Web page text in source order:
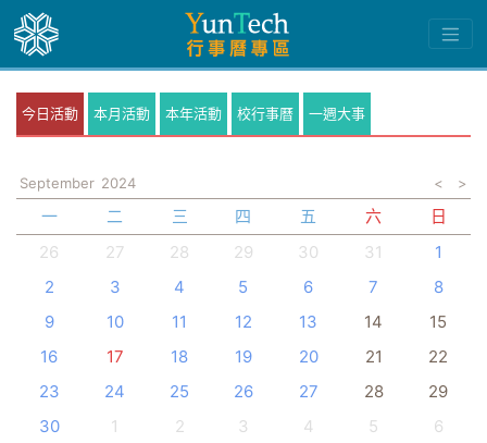
今日活動 本月活動 本年活動 校行事曆 一週大事
September 2024 < >
一 二 三 四 五 六
日
26
27 28 29 30 31
1
2
3 4 5 6 7
8
9
10 11 12 13 14
15
16
17 18 19 20 21
22
23
24 25 26 27 28
29
30
1 2 3 4 5
6